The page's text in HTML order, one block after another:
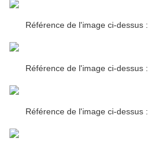
Référence de l'image ci-dessus
Référence de l'image ci-dessus
Référence de l'image ci-dessus